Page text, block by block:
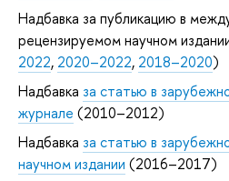
Надбавка за публикацию в
рецензируемом научном
2022, 2020–2022, 2018–2020)
Надбавка за статью в
журнале (2010–2012)
Надбавка за статью в
научном издании (2016–2017)